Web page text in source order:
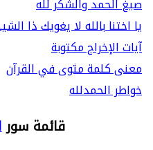
صيغ الحمد والشكر لله
يا اختنا بالله لا يغويك ذا
آيات الإخراج مكتوبة
معنى كلمة مثوى في القرآن
خواطر الحمدلله
قائمة سور